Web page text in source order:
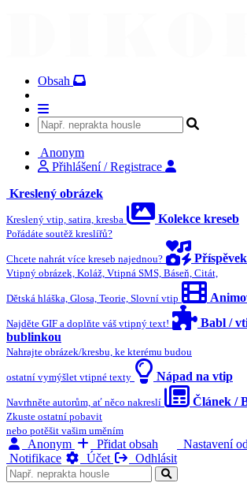
Obsah
Anonym
Přihlášení / Registrace
Kreslený obrázek
Kreslený vtip, satira, kresba Kolekce kreseb
Pořádáte soutěž kreslířů?
Chcete nahrát více kreseb najednou?
Vtipný obrázek, Koláž, Vtipná SMS, Báseň, Citát,
Dětská hláška, Glosa, Teorie, Slovní vtip
Najděte GIF a doplňte váš vtipný text!
Babl /
bublinkou
Nahrajte obrázek/kresbu, ke kterému budou
ostatní vymýšlet vtipné texty Nápad na vtip
Navrhněte autorům, ať něco nakreslí Článek /
Zkuste ostatní pobavit
nebo potěšit vašim uměním
Anonym Přidat obsah Nastavení
Notifikace
Účet Odhlásit